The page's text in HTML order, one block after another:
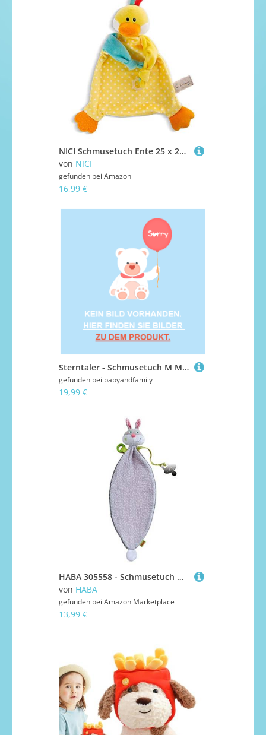
NICI Schmusetuch Ente 25 x 25 cm – niedliches Schnuffeltuch ab 0 + Monaten, Kuscheltuch für Mädchen, Jungen & Babys, 48890, tolle Geschenkidee, beige
von NICI
gefunden bei Amazon
16,99 €
Sterntaler - Schmusetuch M MABEL (2)
gefunden bei babyandfamily
19,99 €
HABA 305558 - Schmusetuch Hase Hops, Schmusteuch ab 0 Jahren, bunt
von HABA
gefunden bei Amazon Marketplace
13,99 €